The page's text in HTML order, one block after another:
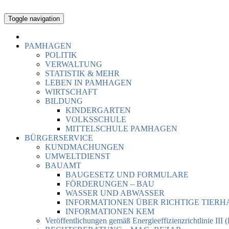
Toggle navigation
PAMHAGEN
POLITIK
VERWALTUNG
STATISTIK & MEHR
LEBEN IN PAMHAGEN
WIRTSCHAFT
BILDUNG
KINDERGARTEN
VOLKSSCHULE
MITTELSCHULE PAMHAGEN
BÜRGERSERVICE
KUNDMACHUNGEN
UMWELTDIENST
BAUAMT
BAUGESETZ UND FORMULARE
FÖRDERUNGEN – BAU
WASSER UND ABWASSER
INFORMATIONEN ÜBER RICHTIGE
INFORMATIONEN KEM
Veröffentlichungen gemäß Energieeffizienzrichtlinie III